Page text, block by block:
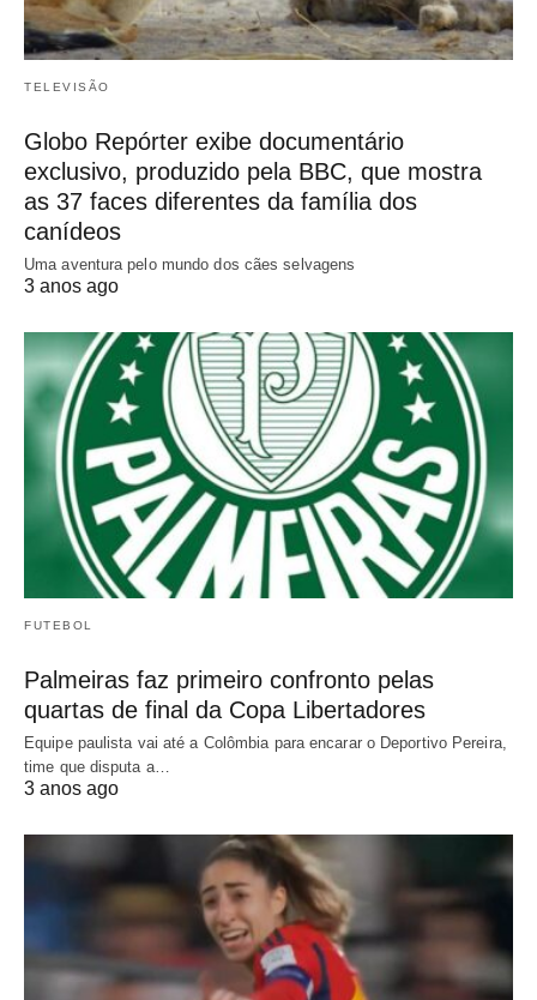
TELEVISÃO
Globo Repórter exibe documentário
exclusivo, produzido pela BBC, que mostra
as 37 faces diferentes da família dos
canídeos
Uma aventura pelo mundo dos cães selvagens
3 anos ago
FUTEBOL
Palmeiras faz primeiro confronto pelas
quartas de final da Copa Libertadores
Equipe paulista vai até a Colômbia para encarar o Deportivo Pereira,
time que disputa a…
3 anos ago